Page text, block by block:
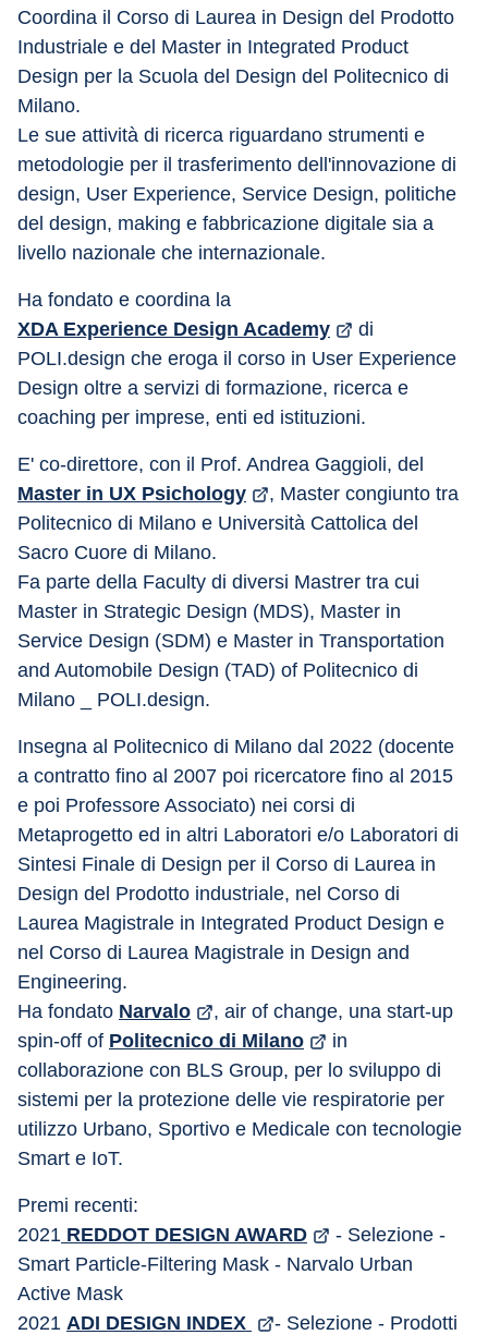
Coordina il Corso di Laurea in Design del Prodotto
Industriale e del Master in Integrated Product
Design per la Scuola del Design del Politecnico di
Milano.
Le sue attività di ricerca riguardano strumenti e
metodologie per il trasferimento dell'innovazione di
design, User Experience, Service Design, politiche
del design, making e fabbricazione digitale sia a
livello nazionale che internazionale.
Ha fondato e coordina la
XDA Experience Design Academy
di
POLI.design che eroga il corso in User Experience
Design oltre a servizi di formazione, ricerca e
coaching per imprese, enti ed istituzioni.
E' co-direttore, con il Prof. Andrea Gaggioli, del
Master in UX Psichology
, Master congiunto tra
Politecnico di Milano e Università Cattolica del
Sacro Cuore di Milano.
Fa parte della Faculty di diversi Mastrer tra cui
Master in Strategic Design (MDS), Master in
Service Design (SDM) e Master in Transportation
and Automobile Design (TAD) of Politecnico di
Milano _ POLI.design.
Insegna al Politecnico di Milano dal 2022 (docente
a contratto fino al 2007 poi ricercatore fino al 2015
e poi Professore Associato) nei corsi di
Metaprogetto ed in altri Laboratori e/o Laboratori di
Sintesi Finale di Design per il Corso di Laurea in
Design del Prodotto industriale, nel Corso di
Laurea Magistrale in Integrated Product Design e
nel Corso di Laurea Magistrale in Design and
Engineering.
Ha fondato Narvalo
, air of change, una start-up
spin-off of Politecnico di Milano
in
collaborazione con BLS Group, per lo sviluppo di
sistemi per la protezione delle vie respiratorie per
utilizzo Urbano, Sportivo e Medicale con tecnologie
Smart e IoT.
Premi recenti:
2021 REDDOT DESIGN AWARD
- Selezione -
Smart Particle-Filtering Mask - Narvalo Urban
Active Mask
2021 ADI DESIGN INDEX
- Selezione - Prodotti